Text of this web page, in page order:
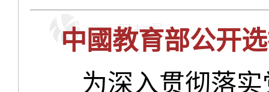
中國教育部公开
为深入贯彻落实